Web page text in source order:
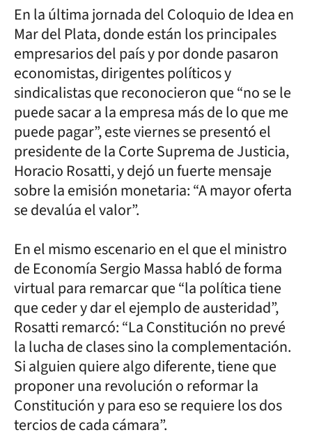
En la última jornada del Coloquio de Idea en
Mar del Plata, donde están los principales
empresarios del país y por donde pasaron
economistas, dirigentes políticos y
sindicalistas que reconocieron que “no se le
puede sacar a la empresa más de lo que me
puede pagar”, este viernes se presentó el
presidente de la Corte Suprema de Justicia,
Horacio Rosatti, y dejó un fuerte mensaje
sobre la emisión monetaria: “A mayor oferta
se devalúa el valor”.
En el mismo escenario en el que el ministro
de Economía Sergio Massa habló de forma
virtual para remarcar que “la política tiene
que ceder y dar el ejemplo de austeridad”,
Rosatti remarcó: “La Constitución no prevé
la lucha de clases sino la complementación.
Si alguien quiere algo diferente, tiene que
proponer una revolución o reformar la
Constitución y para eso se requiere los dos
tercios de cada cámara”.